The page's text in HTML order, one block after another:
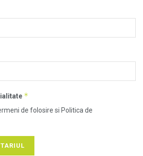
*
de folosire si Politica de